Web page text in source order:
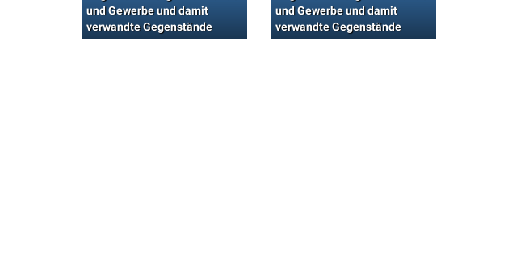
und Gewerbe und damit
verwandte Gegenstände
und Gewerbe und damit
verwandte Gegenstände